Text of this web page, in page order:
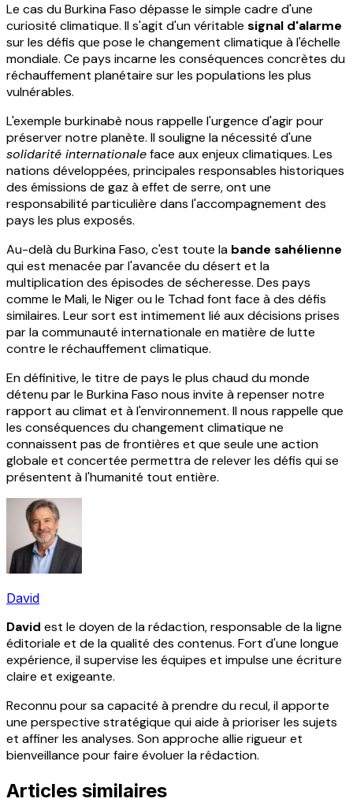
Le cas du Burkina Faso dépasse le simple cadre d'une
curiosité climatique. Il s'agit d'un véritable signal d'alarme
sur les défis que pose le changement climatique à l'échelle
mondiale. Ce pays incarne les conséquences concrètes du
réchauffement planétaire sur les populations les plus
vulnérables.
L'exemple burkinabè nous rappelle l'urgence d'agir pour
préserver notre planète. Il souligne la nécessité d'une
solidarité internationaleface aux enjeux climatiques. Les
nations développées, principales responsables historiques
des émissions de gaz à effet de serre, ont une
responsabilité particulière dans l'accompagnement des
pays les plus exposés.
Au-delà du Burkina Faso, c'est toute la bande sahélienne
qui est menacée par l'avancée du désert et la
multiplication des épisodes de sécheresse. Des pays
comme le Mali, le Niger ou le Tchad font face à des défis
similaires. Leur sort est intimement lié aux décisions prises
par la communauté internationale en matière de lutte
contre le réchauffement climatique.
En définitive, le titre de pays le plus chaud du monde
détenu par le Burkina Faso nous invite à repenser notre
rapport au climat et à l'environnement. Il nous rappelle que
les conséquences du changement climatique ne
connaissent pas de frontières et que seule une action
globale et concertée permettra de relever les défis qui se
présentent à l'humanité tout entière.
David
David est le doyen de la rédaction, responsable de la ligne
éditoriale et de la qualité des contenus. Fort d'une longue
expérience, il supervise les équipes et impulse une écriture
claire et exigeante.
Reconnu pour sa capacité à prendre du recul, il apporte
une perspective stratégique qui aide à prioriser les sujets
et affiner les analyses. Son approche allie rigueur et
bienveillance pour faire évoluer la rédaction.
Articles similaires